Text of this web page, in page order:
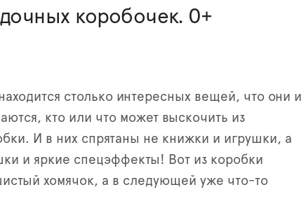
коробочек. 0+
столько интересных вещей, что они и
кто или что может выскочить из
И в них спрятаны не книжки и игрушки, а
и яркие спецэффекты! Вот из коробки
хомячок, а в следующей уже что-то